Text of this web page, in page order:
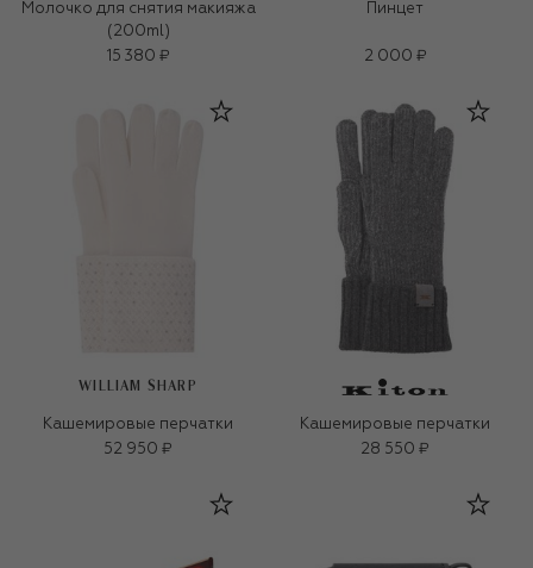
Молочко для снятия макияжа
(200ml)
15 380 ₽
Пинцет
2 000 ₽
WILLIAM SHARP
Кашемировые перчатки
52 950 ₽
Кашемировые перчатки
28 550 ₽